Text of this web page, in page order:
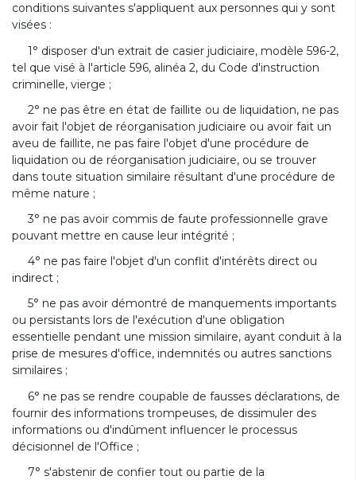
conditions suivantes s'appliquent aux personnes qui y sont
visées :
1° disposer d'un extrait de casier judiciaire, modèle 596-2,
tel que visé à l'article 596, alinéa 2, du Code d'instruction
criminelle, vierge ;
2° ne pas être en état de faillite ou de liquidation, ne pas
avoir fait l'objet de réorganisation judiciaire ou avoir fait un
aveu de faillite, ne pas faire l'objet d'une procédure de
liquidation ou de réorganisation judiciaire, ou se trouver
dans toute situation similaire résultant d'une procédure de
même nature ;
3° ne pas avoir commis de faute professionnelle grave
pouvant mettre en cause leur intégrité ;
4° ne pas faire l'objet d'un conflit d'intérêts direct ou
indirect ;
5° ne pas avoir démontré de manquements importants
ou persistants lors de l'exécution d'une obligation
essentielle pendant une mission similaire, ayant conduit à la
prise de mesures d'office, indemnités ou autres sanctions
similaires ;
6° ne pas se rendre coupable de fausses déclarations, de
fournir des informations trompeuses, de dissimuler des
informations ou d'indûment influencer le processus
décisionnel de l'Office ;
7° s'abstenir de confier tout ou partie de la